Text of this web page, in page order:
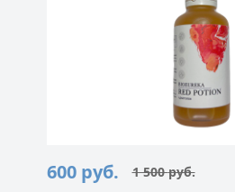
1 500руб.
Первоначальная
600 руб.
Текущая